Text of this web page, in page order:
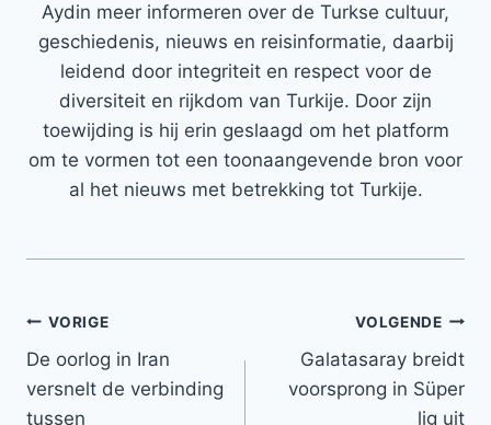
Aydin meer informeren over de Turkse cultuur,
geschiedenis, nieuws en reisinformatie, daarbij
leidend door integriteit en respect voor de
diversiteit en rijkdom van Turkije. Door zijn
toewijding is hij erin geslaagd om het platform
om te vormen tot een toonaangevende bron voor
al het nieuws met betrekking tot Turkije.
Bericht
navigatie
VORIGE
De oorlog in Iran
versnelt de verbinding
tussen
VOLGENDE
Galatasaray breidt
voorsprong in Süper
lig uit